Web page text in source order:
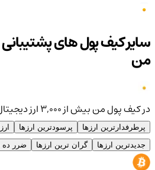
سایر کیف پول های
من
در کیف پول من بیش از ۳,۰۰۰ ارز دیجیتال قابل معامله وجود دارد
پرطرفدارترین ارزها پرسودترین ارزها
جدیدترین ارزها
گران ترین ارزها ضرر ده